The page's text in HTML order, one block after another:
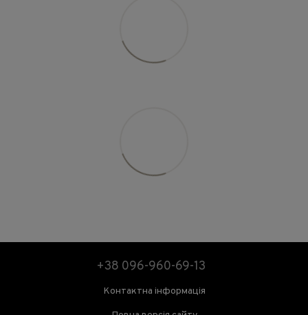
+38 096-960-69-13
Контактна інформація